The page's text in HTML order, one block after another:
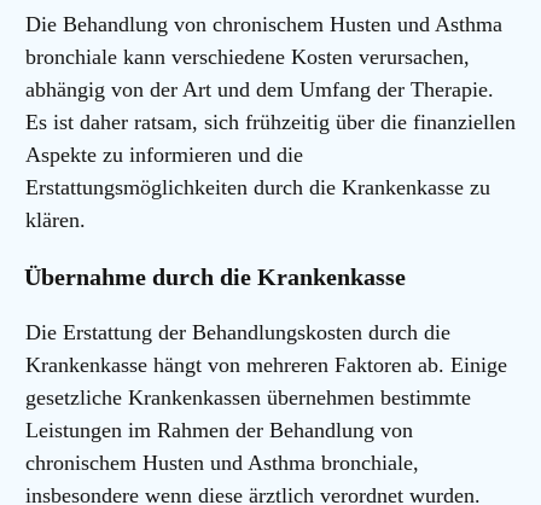
Die Behandlung von chronischem Husten und Asthma
bronchiale kann verschiedene Kosten verursachen,
abhängig von der Art und dem Umfang der Therapie.
Es ist daher ratsam, sich frühzeitig über die finanziellen
Aspekte zu informieren und die
Erstattungsmöglichkeiten durch die Krankenkasse zu
klären.
Übernahme durch die Krankenkasse
Die Erstattung der Behandlungskosten durch die
Krankenkasse hängt von mehreren Faktoren ab. Einige
gesetzliche Krankenkassen übernehmen bestimmte
Leistungen im Rahmen der Behandlung von
chronischem Husten und Asthma bronchiale,
insbesondere wenn diese ärztlich verordnet wurden.